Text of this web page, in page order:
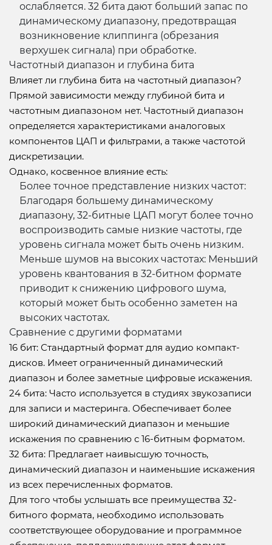
ослабляется. 32 бита дают больший запас по
динамическому диапазону, предотвращая
возникновение клиппинга (обрезания
верхушек сигнала) при обработке.
Частотный диапазон и глубина бита
Влияет ли глубина бита на частотный диапазон?
Прямой зависимости между глубиной бита и
частотным диапазоном нет. Частотный диапазон
определяется характеристиками аналоговых
компонентов ЦАП и фильтрами, а также частотой
дискретизации.
Однако, косвенное влияние есть:
Более точное представление низких частот:
Благодаря большему динамическому
диапазону, 32-битные ЦАП могут более точно
воспроизводить самые низкие частоты, где
уровень сигнала может быть очень низким.
Меньше шумов на высоких частотах: Меньший
уровень квантования в 32-битном формате
приводит к снижению цифрового шума,
который может быть особенно заметен на
высоких частотах.
Сравнение с другими форматами
16 бит: Стандартный формат для аудио компакт-
дисков. Имеет ограниченный динамический
диапазон и более заметные цифровые искажения.
24 бита: Часто используется в студиях звукозаписи
для записи и мастеринга. Обеспечивает более
широкий динамический диапазон и меньшие
искажения по сравнению с 16-битным форматом.
32 бита: Предлагает наивысшую точность,
динамический диапазон и наименьшие искажения
из всех перечисленных форматов.
Для того чтобы услышать все преимущества 32-
битного формата, необходимо использовать
соответствующее оборудование и программное